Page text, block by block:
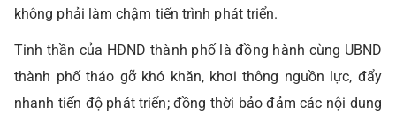
không phải làm chậm tiến trình phát triển.
Tinh thần của HĐND thành phố là đồng hành cùng UBND
thành phố tháo gỡ khó khăn, khơi thông nguồn lực, đẩy
nhanh tiến độ phát triển; đồng thời bảo đảm các nội dung